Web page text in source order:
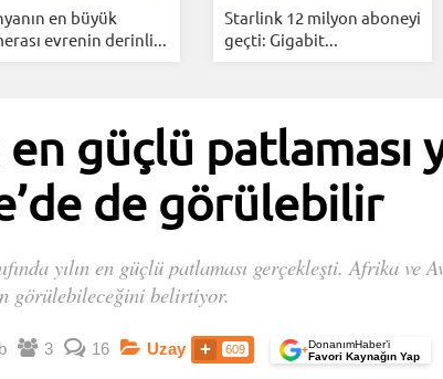
en büyük
evrenin derinli...
Starlink 12 milyon aboneyi
geçti: Gigabit...
en güçlü patlaması
de görülebilir
yılın en güçlü patlaması gerçekleşti. Afrika
görülebileceğini belirtiyor.
3 16 Uzay 609 +DonanımHaber’i
Favori Kaynağın Yap